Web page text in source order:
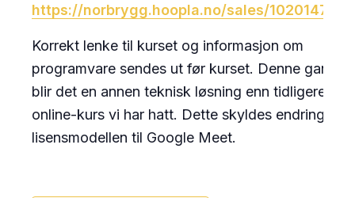
https://norbrygg.hoopla.no/sales/1020147045
Korrekt lenke til kurset og informasjon om
programvare sendes ut før kurset. Denne gangen
blir det en annen teknisk løsning enn tidligere
online-kurs vi har hatt. Dette skyldes endringer i
lisensmodellen til Google Meet.